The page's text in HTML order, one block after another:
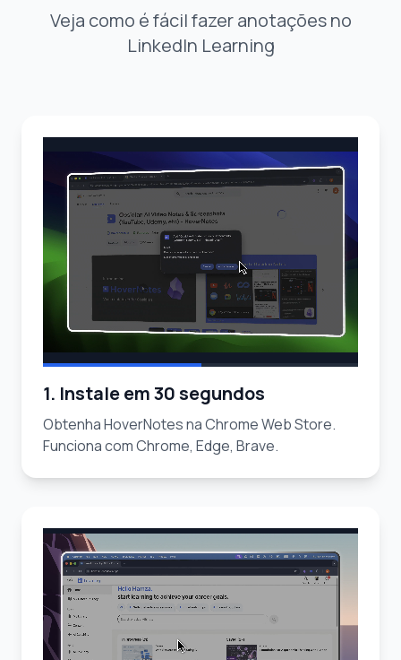
Veja como é fácil fazer anotações no
LinkedIn Learning
1. Instale em 30 segundos
Obtenha HoverNotes na Chrome Web Store.
Funciona com Chrome, Edge, Brave.